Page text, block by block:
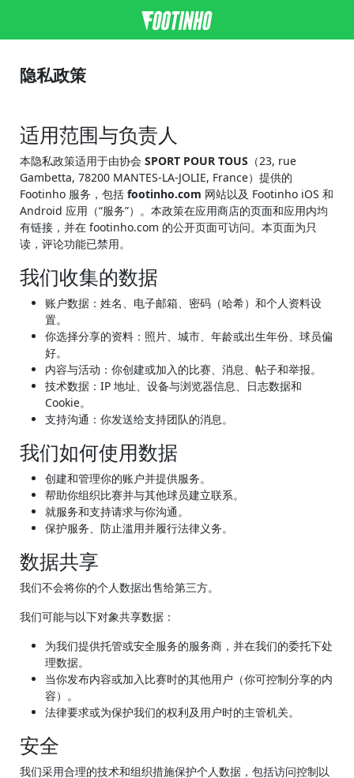
隐私政策
适用范围与负责人
本隐私政策适用于由协会 SPORT POUR TOUS （23, rue
Gambetta, 78200 MANTES-LA-JOLIE, France）提供的
Footinho 服务，包括 footinho.com 网站以及 Footinho iOS 和
Android 应用（“服务”）。本政策在应用商店的页面和应用内均
有链接，并在 footinho.com 的公开页面可访问。本页面为只
读，评论功能已禁用。
我们收集的数据
账户数据：姓名、电子邮箱、密码（哈希）和个人资料设
置。
你选择分享的资料：照片、城市、年龄或出生年份、球员偏
好。
内容与活动：你创建或加入的比赛、消息、帖子和举报。
技术数据：IP 地址、设备与浏览器信息、日志数据和
Cookie。
支持沟通：你发送给支持团队的消息。
我们如何使用数据
创建和管理你的账户并提供服务。
帮助你组织比赛并与其他球员建立联系。
就服务和支持请求与你沟通。
保护服务、防止滥用并履行法律义务。
数据共享
我们不会将你的个人数据出售给第三方。
我们可能与以下对象共享数据：
为我们提供托管或安全服务的服务商，并在我们的委托下处
理数据。
当你发布内容或加入比赛时的其他用户（你可控制分享的内
容）。
法律要求或为保护我们的权利及用户时的主管机关。
安全
我们采用合理的技术和组织措施保护个人数据，包括访问控制以